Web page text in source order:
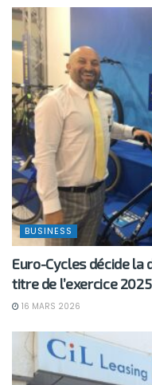
BUSINESS
Euro-Cycles décide la
titre de l’exercice 2025
16 MARS 2026